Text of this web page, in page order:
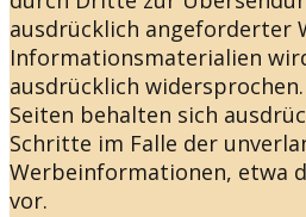
ausdrücklich angeforderter
Informationsmaterialien
ausdrücklich
Seiten behalten sich
Schritte im Falle der
Werbeinformationen, etwa
vor.